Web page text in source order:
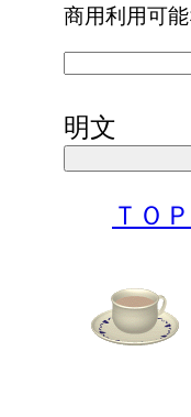
商用利用可能
明文
ＴＯ